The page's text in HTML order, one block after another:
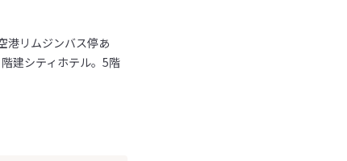
港リムジンバス停あ
建シティホテル。5階